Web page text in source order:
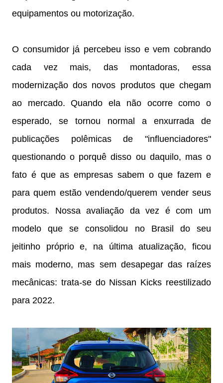
equipamentos ou motorização.
O consumidor já percebeu isso e vem cobrando
cada vez mais, das montadoras, essa
modernização dos novos produtos que chegam
ao mercado. Quando ela não ocorre como o
esperado, se tornou normal a enxurrada de
publicações polêmicas de "influenciadores"
questionando o porquê disso ou daquilo, mas o
fato é que as empresas sabem o que fazem e
para quem estão vendendo/querem vender seus
produtos. Nossa avaliação da vez é com um
modelo que se consolidou no Brasil do seu
jeitinho próprio e, na última atualização, ficou
mais moderno, mas sem desapegar das raízes
mecânicas: trata-se do Nissan Kicks reestilizado
para 2022.